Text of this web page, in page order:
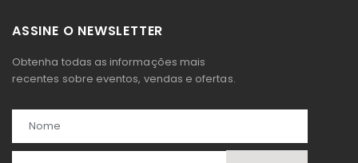
ASSINE O NEWSLETTER
Obtenha todas as informações mais
recentes sobre eventos, vendas e ofertas.